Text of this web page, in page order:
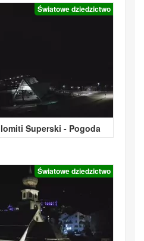
Światowe dziedzictwo
Superski - Pogoda
Światowe dziedzictwo